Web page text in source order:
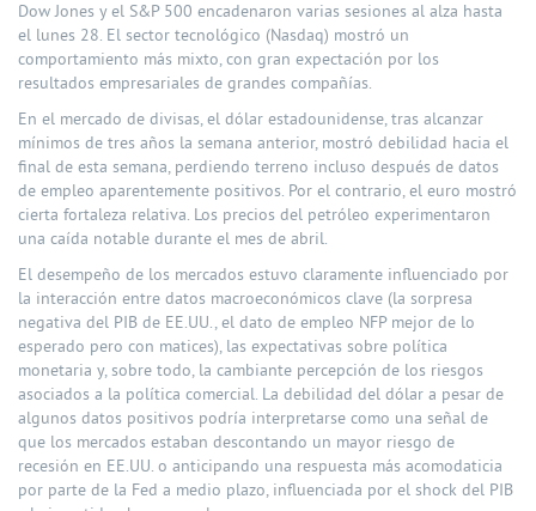
Dow Jones y el S&P 500 encadenaron varias sesiones al alza hasta
el lunes 28. El sector tecnológico (Nasdaq) mostró un
comportamiento más mixto, con gran expectación por los
resultados empresariales de grandes compañías.
En el mercado de divisas, el dólar estadounidense, tras alcanzar
mínimos de tres años la semana anterior, mostró debilidad hacia el
final de esta semana, perdiendo terreno incluso después de datos
de empleo aparentemente positivos. Por el contrario, el euro mostró
cierta fortaleza relativa. Los precios del petróleo experimentaron
una caída notable durante el mes de abril.
El desempeño de los mercados estuvo claramente influenciado por
la interacción entre datos macroeconómicos clave (la sorpresa
negativa del PIB de EE.UU., el dato de empleo NFP mejor de lo
esperado pero con matices), las expectativas sobre política
monetaria y, sobre todo, la cambiante percepción de los riesgos
asociados a la política comercial. La debilidad del dólar a pesar de
algunos datos positivos podría interpretarse como una señal de
que los mercados estaban descontando un mayor riesgo de
recesión en EE.UU. o anticipando una respuesta más acomodaticia
por parte de la Fed a medio plazo, influenciada por el shock del PIB